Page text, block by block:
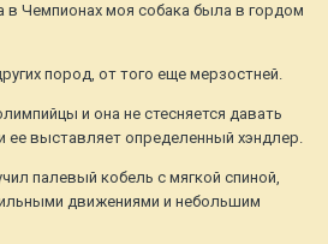
в Чемпионах моя собака была в гордом
пород, от того еще мерзостней.
и она не стесняется давать
ее выставляет определенный хэндлер.
палевый кобель с мягкой спиной,
движениями и небольшим